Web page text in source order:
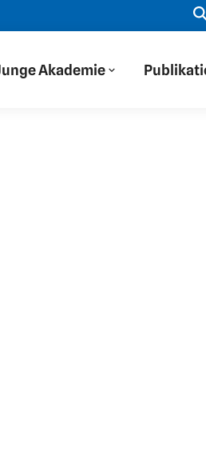
Neue Folge: „Wir haben
Akademie